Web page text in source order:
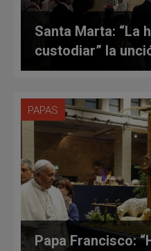
Santa Marta: “La
custodiar” la
PAPAS
Papa Francisco: